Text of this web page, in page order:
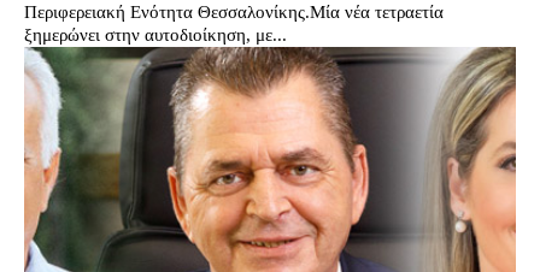
Περιφερειακή Ενότητα Θεσσαλονίκης.Μία νέα τετραετία
ξημερώνει στην αυτοδιοίκηση, με...